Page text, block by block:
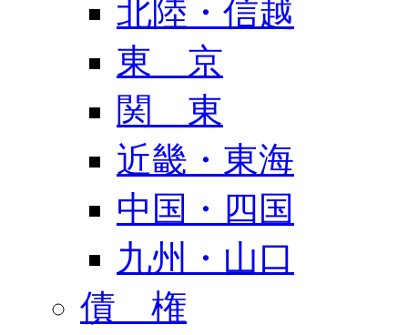
北陸・信越
東 京
関 東
近畿・東海
中国・四国
九州・山口
債 権